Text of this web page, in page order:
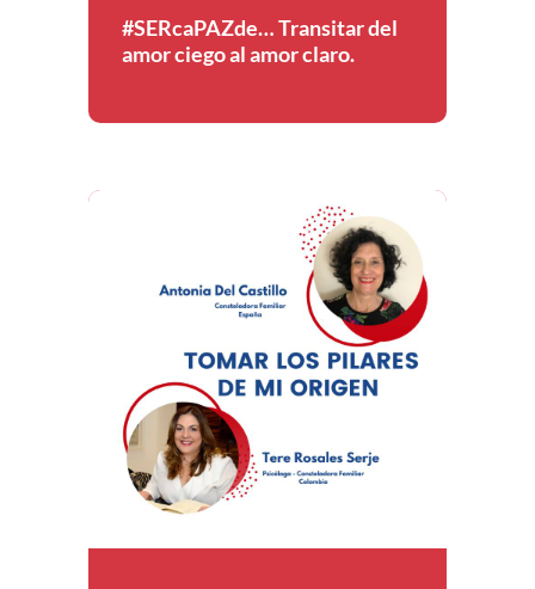
#SERcaPAZde… Transitar del
amor ciego al amor claro.